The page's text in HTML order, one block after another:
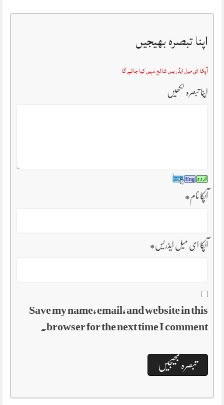
اپنا تبصرہ بھیجیں
آپکا ای میل ایڈریس شائع نہیں کیا جائے گا
اپنا تبصرہ لکھیں
آپکا نام*
آپکا ای میل ایڈریس*
Save my name, email, and website in this
browser for the next time I comment.